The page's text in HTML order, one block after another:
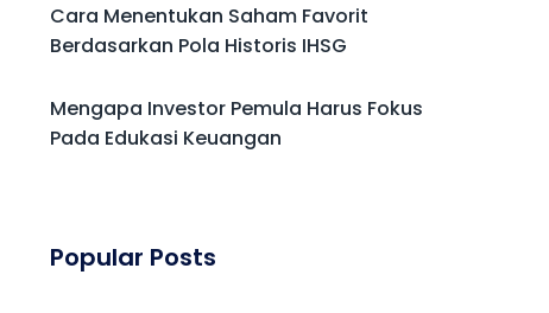
Cara Menentukan Saham Favorit
Berdasarkan Pola Historis IHSG
Mengapa Investor Pemula Harus Fokus
Pada Edukasi Keuangan
Popular Posts